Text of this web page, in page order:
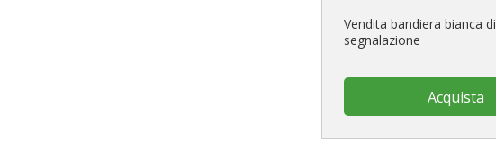
Vendita bandiera bianca di
segnalazione
Acquista